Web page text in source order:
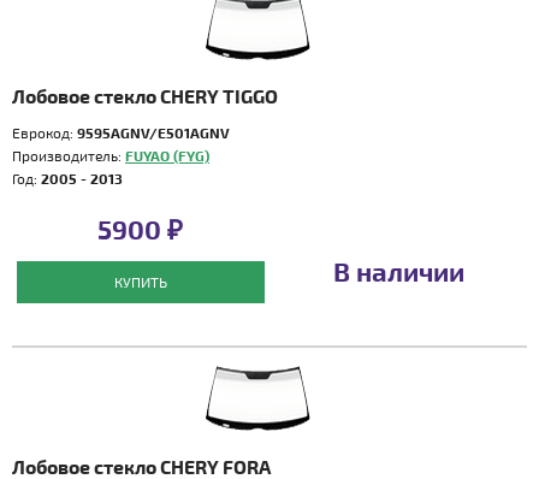
Лобовое стекло CHERY TIGGO
Еврокод: 9595AGNV/E501AGNV
Производитель: FUYAO (FYG)
Год: 2005 - 2013
5900 ₽
КУПИТЬ В наличии
Лобовое стекло CHERY FORA